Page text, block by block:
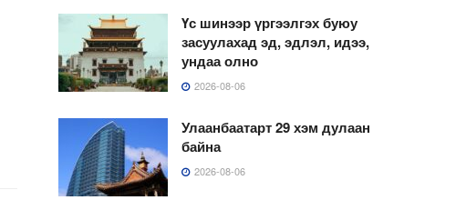
Үс шинээр үргээлгэх буюу
засуулахад эд, эдлэл, идээ,
ундаа олно
2026-08-06
Улаанбаатарт 29 хэм дулаан
байна
2026-08-06